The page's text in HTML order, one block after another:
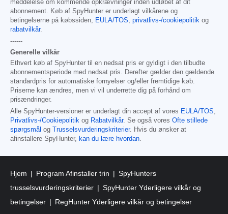
meddelelse om kommende opkrævninger inden udløbet af dit
abonnement. Køb af SpyHunter er underlagt vilkårene og
betingelserne på købssiden, EULA/TOS, privatlivs-/cookiepolitik og
rabatvilkår.
------
Generelle vilkår
Ethvert køb af SpyHunter til en nedsat pris er gyldigt i den tilbudte
abonnementsperiode med nedsat pris. Derefter gælder den gældende
standardpris for automatiske fornyelser og/eller fremtidige køb.
Priserne kan ændres, men vi vil underrette dig på forhånd om
prisændringer.
Alle SpyHunter-versioner er underlagt din accept af vores EULA/TOS,
Privatlivs-/Cookiepolitik og Rabatvilkår. Se også vores Ofte stillede
spørgsmål og Trusselsvurderingskriterier. Hvis du ønsker at
afinstallere SpyHunter, kan du lære hvordan.
Hjem Program Afinstaller trin
SpyHunters
trusselsvurderingskriterier
SpyHunter Yderligere vilkår og
betingelser
RegHunter Yderligere vilkår og betingelser